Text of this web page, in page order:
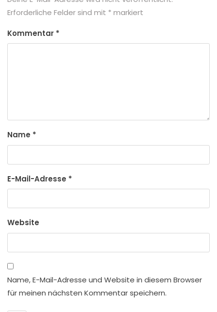
Erforderliche Felder sind mit * markiert
Kommentar *
Name *
E-Mail-Adresse *
Website
Name, E-Mail-Adresse und Website in diesem Browser
für meinen nächsten Kommentar speichern.